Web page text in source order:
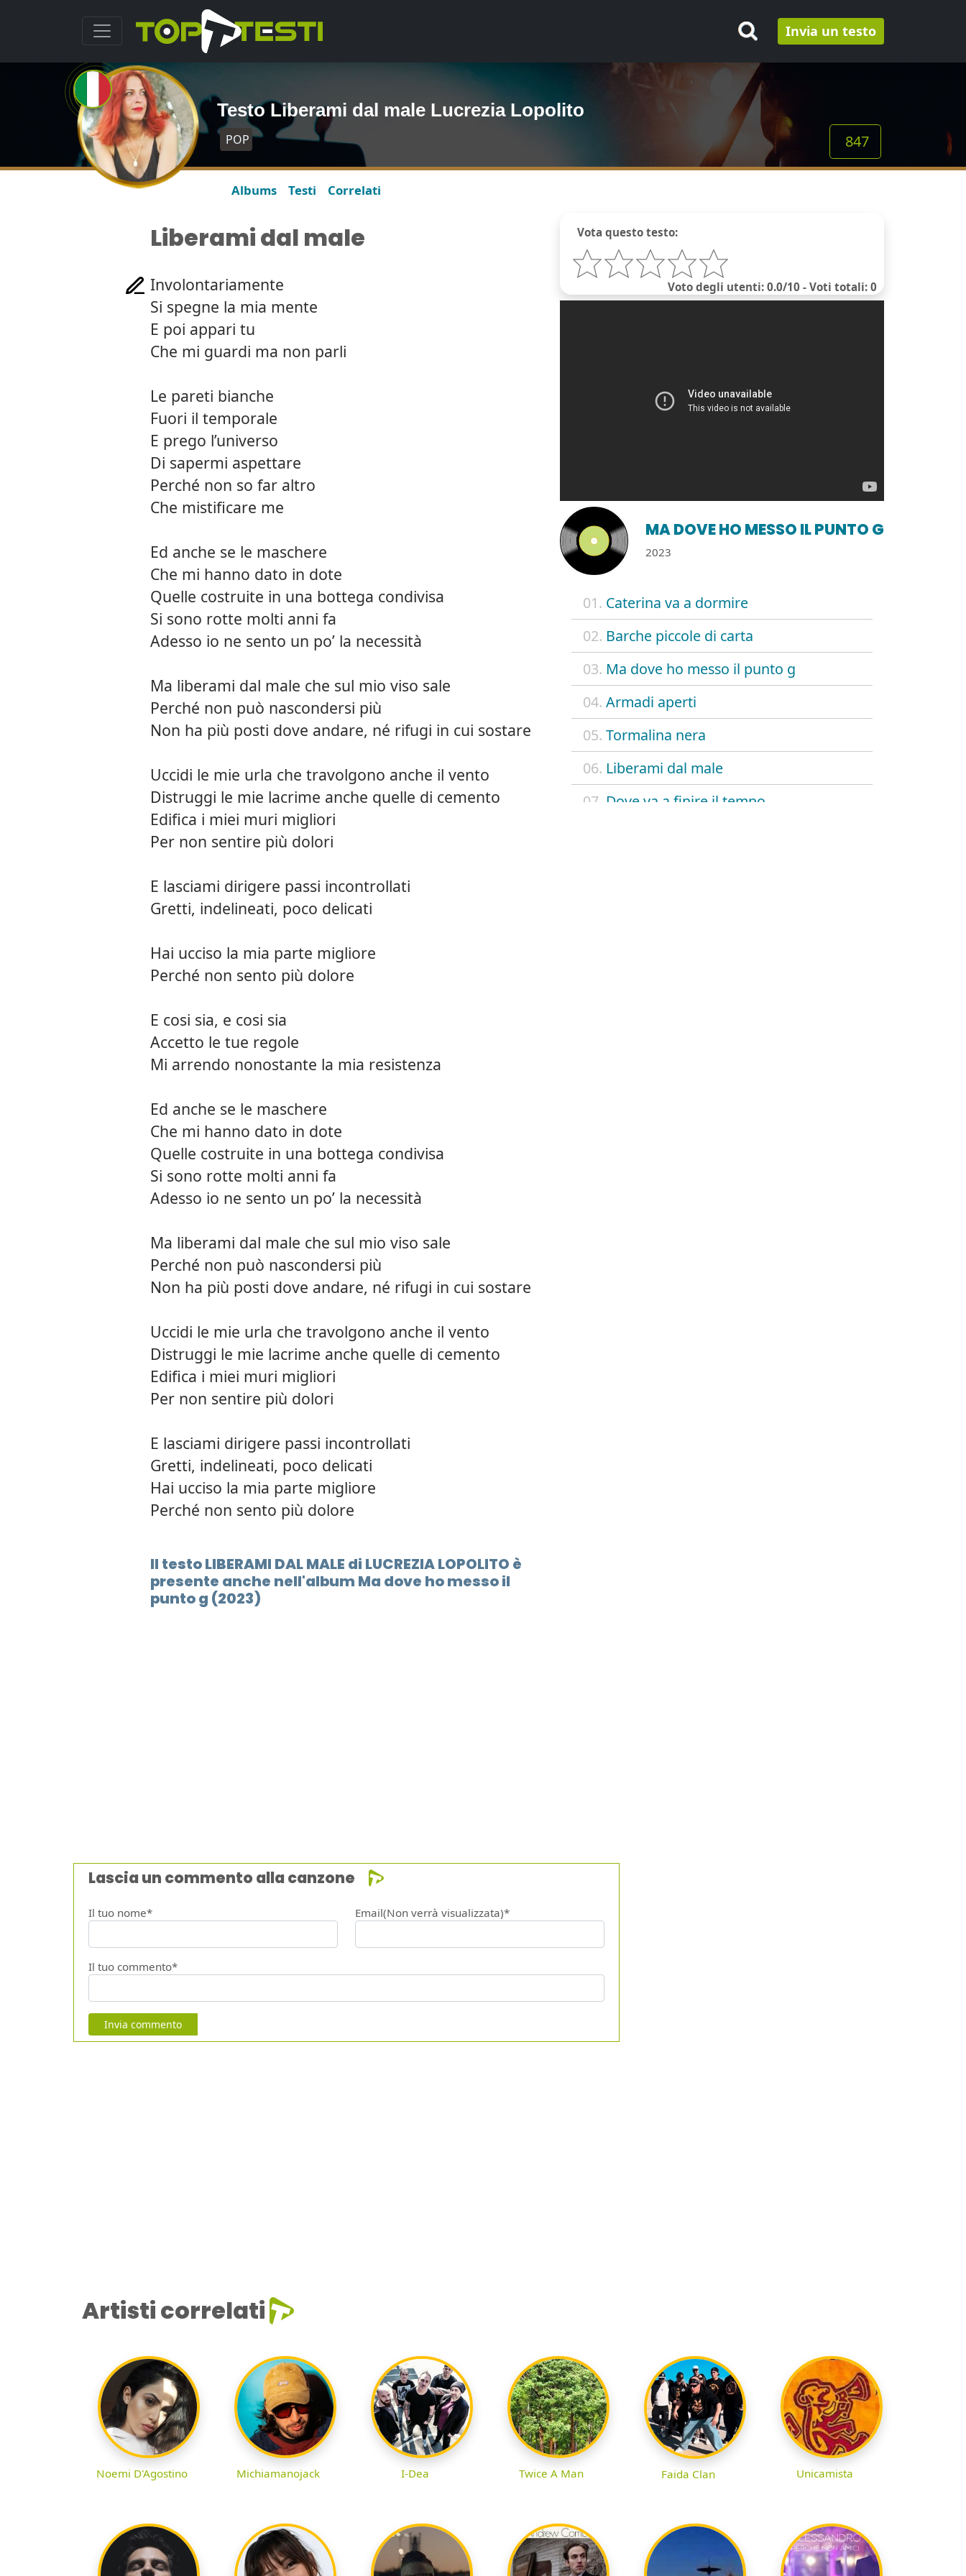
Invia un testo
Testo Liberami dal male Lucrezia Lopolito
POP 847
Albums Testi Correlati
Vota questo testo:
Voto degli utenti: 0.0/10 - Voti totali: 0
MA DOVE HO MESSO IL PUNTO G
2023
01. Caterina va a dormire
02. Barche piccole di carta
03. Ma dove ho messo il punto g
04. Armadi aperti
05. Tormalina nera
06. Liberami dal male
07. Dove va a finire il tempo
Liberami dal male
Involontariamente
Si spegne la mia mente
E poi appari tu
Che mi guardi ma non parli
Le pareti bianche
Fuori il temporale
E prego l’universo
Di sapermi aspettare
Perché non so far altro
Che mistificare me
Ed anche se le maschere
Che mi hanno dato in dote
Quelle costruite in una bottega condivisa
Si sono rotte molti anni fa
Adesso io ne sento un po’ la necessità
Ma liberami dal male che sul mio viso sale
Perché non può nascondersi più
Non ha più posti dove andare, né rifugi in cui sostare
Uccidi le mie urla che travolgono anche il vento
Distruggi le mie lacrime anche quelle di cemento
Edifica i miei muri migliori
Per non sentire più dolori
E lasciami dirigere passi incontrollati
Gretti, indelineati, poco delicati
Hai ucciso la mia parte migliore
Perché non sento più dolore
E cosi sia, e cosi sia
Accetto le tue regole
Mi arrendo nonostante la mia resistenza
Ed anche se le maschere
Che mi hanno dato in dote
Quelle costruite in una bottega condivisa
Si sono rotte molti anni fa
Adesso io ne sento un po’ la necessità
Ma liberami dal male che sul mio viso sale
Perché non può nascondersi più
Non ha più posti dove andare, né rifugi in cui sostare
Uccidi le mie urla che travolgono anche il vento
Distruggi le mie lacrime anche quelle di cemento
Edifica i miei muri migliori
Per non sentire più dolori
E lasciami dirigere passi incontrollati
Gretti, indelineati, poco delicati
Hai ucciso la mia parte migliore
Perché non sento più dolore
Il testo LIBERAMI DAL MALE di LUCREZIA LOPOLITO è
presente anche nell'album Ma dove ho messo il
punto g (2023)
Lascia un commento alla canzone
Il tuo nome* Email(Non verrà visualizzata)*
Il tuo commento*
Invia commento
Artisti correlati
Noemi D'Agostino Michiamanojack I-Dea Twice A Man Faida Clan Unicamista